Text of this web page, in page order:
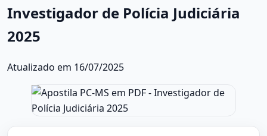
Investigador de Polícia Judiciária
2025
Atualizado em 16/07/2025